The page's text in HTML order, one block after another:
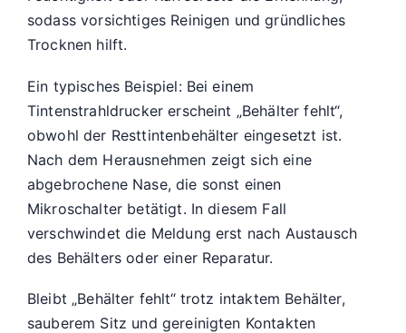
sodass vorsichtiges Reinigen und gründliches
Trocknen hilft.
Ein typisches Beispiel: Bei einem
Tintenstrahldrucker erscheint „Behälter fehlt“,
obwohl der Resttintenbehälter eingesetzt ist.
Nach dem Herausnehmen zeigt sich eine
abgebrochene Nase, die sonst einen
Mikroschalter betätigt. In diesem Fall
verschwindet die Meldung erst nach Austausch
des Behälters oder einer Reparatur.
Bleibt „Behälter fehlt“ trotz intaktem Behälter,
sauberem Sitz und gereinigten Kontakten